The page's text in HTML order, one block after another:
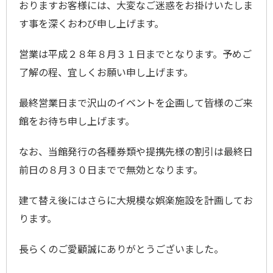
おりますお客様には、大変なご迷惑をお掛けいたしま
す事を深くおわび申し上げます。
営業は平成２８年８月３１日までとなります。予めご
了解の程、宜しくお願い申し上げます。
最終営業日まで沢山のイベントを企画して皆様のご来
館をお待ち申し上げます。
なお、当館発行の各種券類や提携先様の割引は最終日
前日の８月３０日までで無効となります。
建て替え後にはさらに大規模な娯楽施設を計画してお
ります。
長らくのご愛顧誠にありがとうございました。